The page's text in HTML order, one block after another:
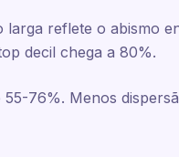
reflete o abismo
decil chega a 80%.
76%. Menos